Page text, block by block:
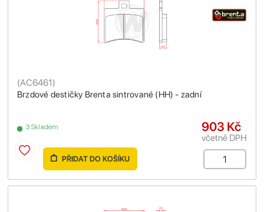
Brzdové destičky Brenta sintrované (HH) - zadní
(AC6461)
3 Skladem 903 Kč
včetně DPH
PŘIDAT DO KOŠÍKU